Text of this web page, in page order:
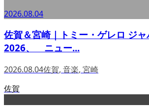
2026.08.04
佐賀＆宮崎｜トミー・ゲレロ ジ
2026、 ニュー...
2026.08.04佐賀, 音楽, 宮崎
佐賀